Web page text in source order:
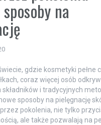
na
gdzie kosmetyki pełne
coraz więcej osób
składników i tradycyjnych
sposoby na pielęgnację
pokolenia, nie tylko
ale także pozwalają na